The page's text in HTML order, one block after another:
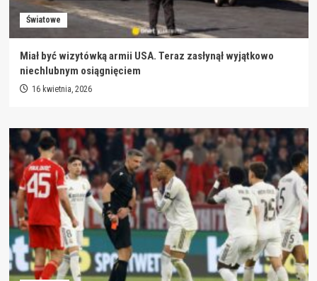
Światowe
Miał być wizytówką armii USA. Teraz zasłynął wyjątkowo
niechlubnym osiągnięciem
16 kwietnia, 2026